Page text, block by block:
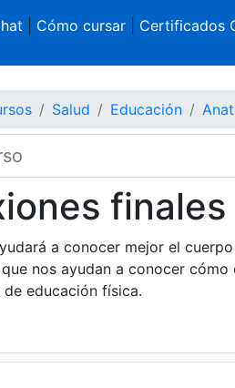
Cómo cursar| Certificados
Salud Educación
finales
a conocer mejor el
nos ayudan a conocer
educación física.